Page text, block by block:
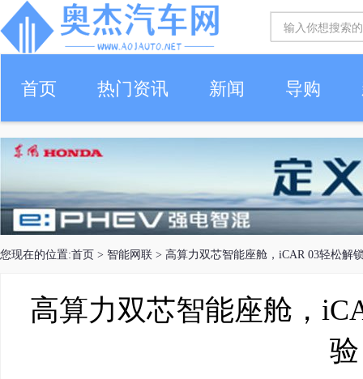
首页 热门资讯 新闻 导购
您现在的位置:首页 > 智能网联 > 高算力双芯智能座舱，iCAR 03轻松解
高算力双芯智能座舱，
验